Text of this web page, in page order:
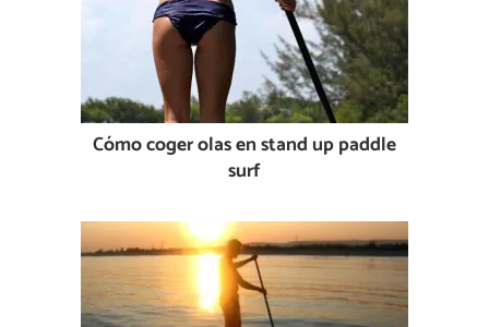
Cómo coger olas en stand up paddle
surf